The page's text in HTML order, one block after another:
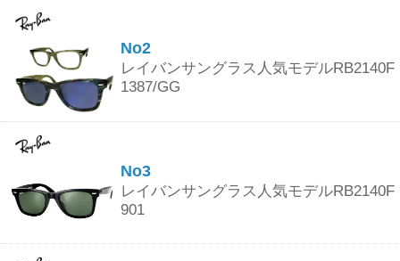
No2
レイバンサングラス人気モデルRB2140F
1387/GG
No3
レイバンサングラス人気モデルRB2140F
901